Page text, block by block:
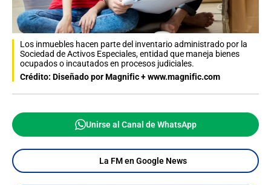
Los inmuebles hacen parte del inventario administrado por la
Sociedad de Activos Especiales, entidad que maneja bienes
ocupados o incautados en procesos judiciales.
Crédito: Diseñado por Magnific + www.magnific.com
Unirse al Canal de WhatsApp
La FM en Google News